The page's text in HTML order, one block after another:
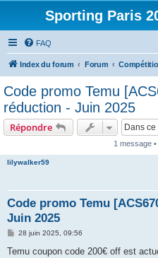
Sporting Paris
FAQ
Index du forum Forum
Code promo Temu
réduction - Juin 2025
Répondre
1 message
lilywalker59
Code promo Temu
Juin 2025
M
s
28 juin 2025, 09:56
Temu coupon code 200€ off est